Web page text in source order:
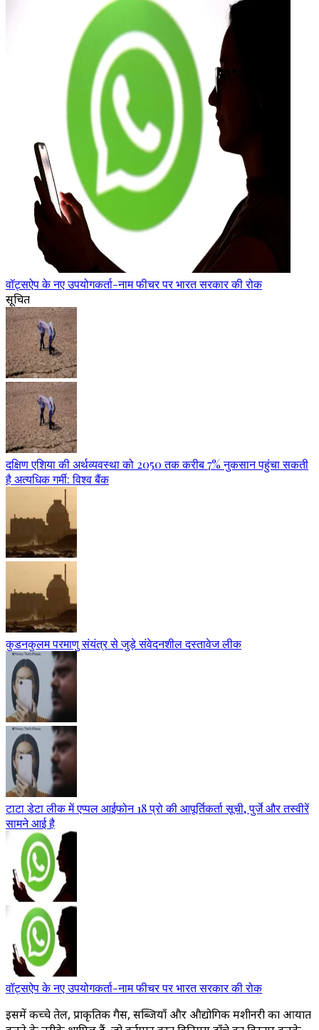
वॉट्सऐप के नए उपयोगकर्ता-नाम फीचर पर भारत सरकार की रोक
सूचित
दक्षिण एशिया की अर्थव्यवस्था को 2050 तक करीब 7% नुकसान पहुंचा सकती
है अत्यधिक गर्मी: विश्व बैंक
कुडनकुलम परमाणु संयंत्र से जुड़े संवेदनशील दस्तावेज लीक
टाटा डेटा लीक में एप्पल आईफोन 18 प्रो की आपूर्तिकर्ता सूची, पुर्जे और तस्वीरें
सामने आई है
वॉट्सऐप के नए उपयोगकर्ता-नाम फीचर पर भारत सरकार की रोक
इसमें कच्चे तेल, प्राकृतिक गैस, सब्जियाँ और औद्योगिक मशीनरी का आयात